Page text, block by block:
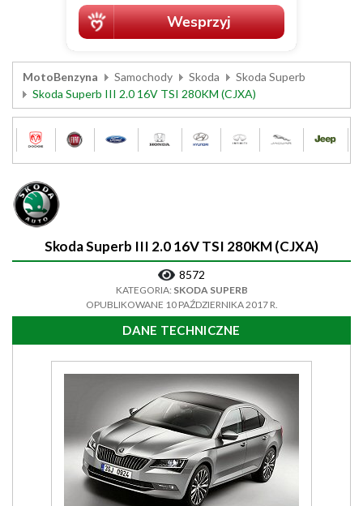
MotoBenzyna Samochody Skoda
Skoda Superb
Skoda Superb III 2.0 16V TSI 280KM (CJXA)
Skoda Superb III 2.0 16V TSI 280KM (CJXA)
8572
KATEGORIA: SKODA SUPERB
OPUBLIKOWANE 10 PAŹDZIERNIKA 2017 R.
DANE TECHNICZNE